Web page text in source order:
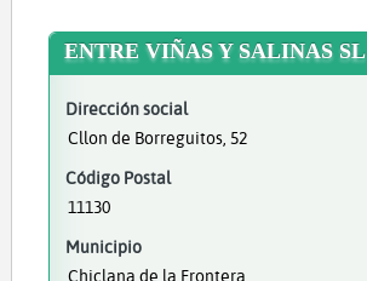
ENTRE VIÑAS Y SALINAS SL
Dirección social
Cllon de Borreguitos, 52
Código Postal
11130
Municipio
Chiclana de la Frontera